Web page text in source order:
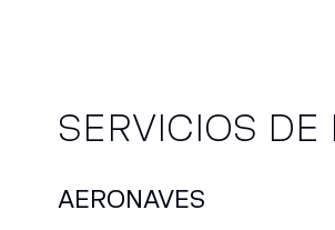
SERVICIOS
AERONAVES